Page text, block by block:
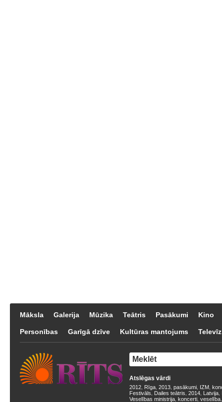
Māksla Galerija Mūzika Teātris Pasākumi Kino
Personības Garīgā dzīve Kultūras mantojums
Atslēgas vārdi
2012 Rīga 2013 pasākumi IZM
Festivāls
Dailes teātris 2014 Latvija
Veselības ministrija koncerti veselība